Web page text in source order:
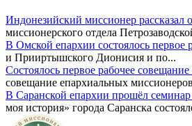
Индонезийский миссионер
миссионерского отдела
В Омской епархии состоялось первое
и Прииртышского Дионисия и по...
Состоялось первое рабочее
совещание епархиальных
В Саранской епархии прошёл семинар
моя история» города Саранска